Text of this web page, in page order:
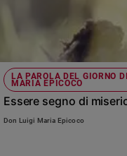
LA PAROLA DEL GIORNO
MARIA EPICOCO
Essere segno di
Don Luigi Maria Epicoco